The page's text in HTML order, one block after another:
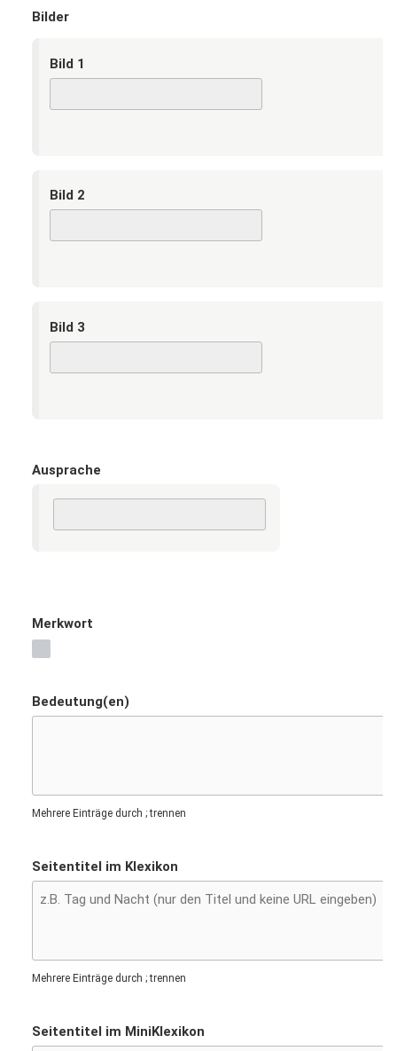
Bilder
Bild 1
Bild 2
Bild 3
Ausprache
Merkwort
Bedeutung(en)
Mehrere Einträge durch ; trennen
Seitentitel im Klexikon
Mehrere Einträge durch ; trennen
Seitentitel im MiniKlexikon